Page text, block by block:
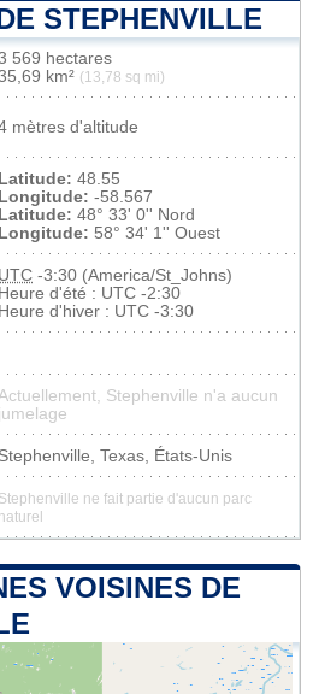
STEPHENVILLE
569 hectares
km² (13,78 sq mi)
mètres d'altitude
Latitude: 48.55
Longitude: -58.567
Latitude: 48° 33' 0'' Nord
Longitude: 58° 34' 1'' Ouest
UTC -3:30 (America/St_Johns)
Heure d'été : UTC -2:30
Heure d'hiver : UTC -3:30
Actuellement, Stephenville n'a aucun
jumelage
Stephenville, Texas, États-Unis
Stephenville ne fait partie d'aucun parc
naturel
VOISINES DE